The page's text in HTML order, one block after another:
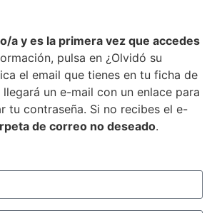
a y es la primera vez que accedes
pulsa en ¿Olvidó su
el email que tienes en tu ficha de
un e-mail con un enlace para
tu contraseña. Si no recibes el e-
de correo no deseado.